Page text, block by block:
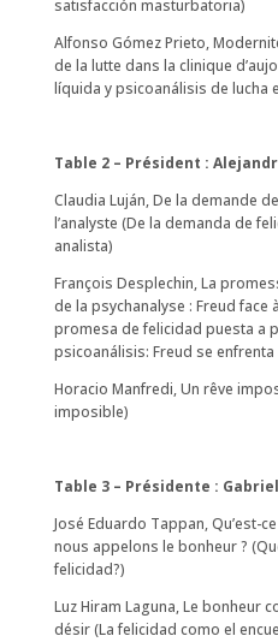
satisfacción masturbatoria)
Alfonso Gómez Prieto,
de la lutte dans la clinique
líquida y psicoanálisis de lucha
Table 2 – Président :
Claudia Luján, De la demande
l’analyste (De la demanda de
analista)
François Desplechin,La
de la psychanalyse : Freud face
promesa de felicidad puesta a
psicoanálisis: Freud se
Horacio Manfredi, Un rêve
imposible)
Table 3 – Présidente :
José Eduardo Tappan, Qu’est-
nous appelons le bonheur ?
felicidad?)
Luz Hiram Laguna, Le bonheur
désir (La felicidad como el